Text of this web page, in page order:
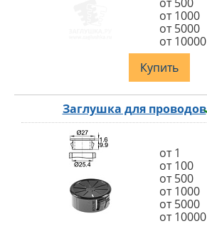
от 1000
от 5000
от 10000
Купить
Заглушка для проводов
от 1
от 100
от 500
от 1000
от 5000
от 10000